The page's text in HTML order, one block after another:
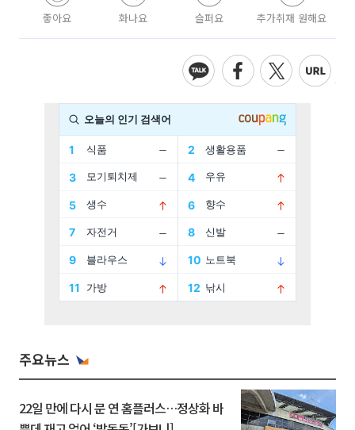
좋아요 화나요 슬퍼요 추가취재 원해요
주요뉴스
22일 만에 다시 문 연 홈플러스…정상화 바